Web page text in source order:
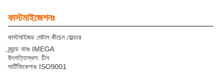
কাস্টমাইজেশনঃ
কাস্টমাইজড মেটাল কীচেন হোল্ডার
ব্র্যান্ড নামঃ IMEGA
উৎপত্তিস্থল: চীন
সার্টিফিকেশনঃ ISO9001